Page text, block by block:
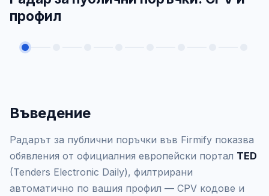
профил
Въведение
Радарът за публични поръчки във Firmify показва
обявления от официалния европейски портал TED
(Tenders Electronic Daily), филтрирани
автоматично по вашия профил — CPV кодове и